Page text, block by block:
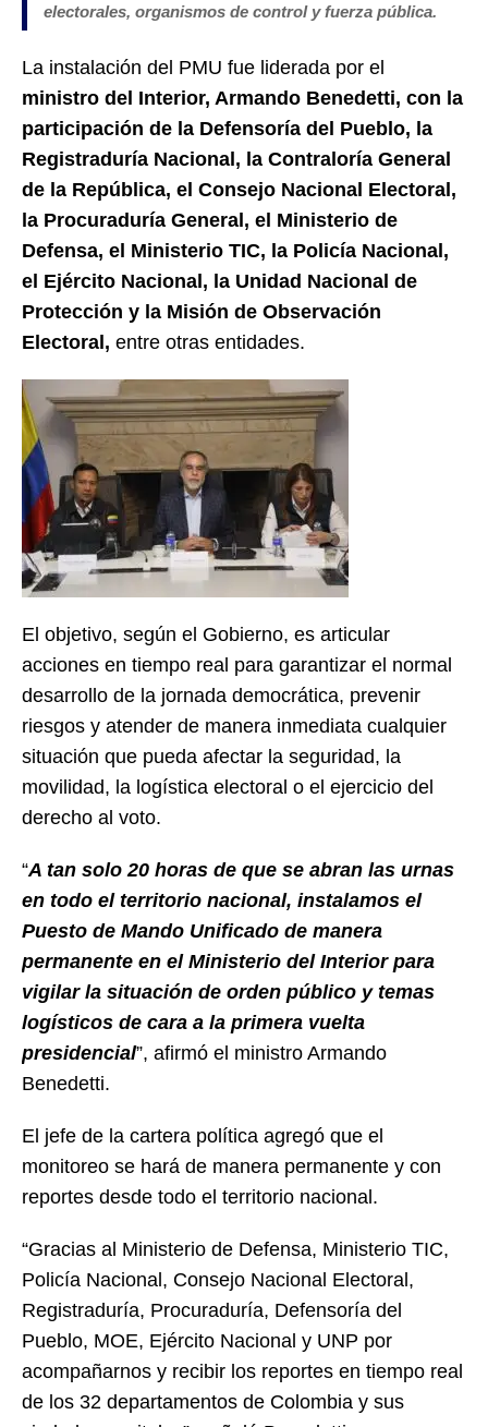
electorales, organismos de control y fuerza pública.
La instalación del PMU fue liderada por el
ministro del Interior, Armando Benedetti, con la
participación de la Defensoría del Pueblo, la
Registraduría Nacional, la Contraloría General
de la República, el Consejo Nacional Electoral,
la Procuraduría General, el Ministerio de
Defensa, el Ministerio TIC, la Policía Nacional,
el Ejército Nacional, la Unidad Nacional de
Protección y la Misión de Observación
Electoral, entre otras entidades.
El objetivo, según el Gobierno, es articular
acciones en tiempo real para garantizar el normal
desarrollo de la jornada democrática, prevenir
riesgos y atender de manera inmediata cualquier
situación que pueda afectar la seguridad, la
movilidad, la logística electoral o el ejercicio del
derecho al voto.
“A tan solo 20 horas de que se abran las urnas
en todo el territorio nacional, instalamos el
Puesto de Mando Unificado de manera
permanente en el Ministerio del Interior para
vigilar la situación de orden público y temas
logísticos de cara a la primera vuelta
presidencial”, afirmó el ministro Armando
Benedetti.
El jefe de la cartera política agregó que el
monitoreo se hará de manera permanente y con
reportes desde todo el territorio nacional.
“Gracias al Ministerio de Defensa, Ministerio TIC,
Policía Nacional, Consejo Nacional Electoral,
Registraduría, Procuraduría, Defensoría del
Pueblo, MOE, Ejército Nacional y UNP por
acompañarnos y recibir los reportes en tiempo real
de los 32 departamentos de Colombia y sus